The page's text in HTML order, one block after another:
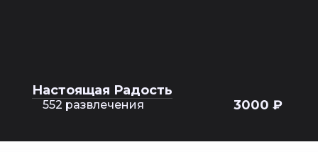
Настоящая Радость
552 развлечения 3000 ₽